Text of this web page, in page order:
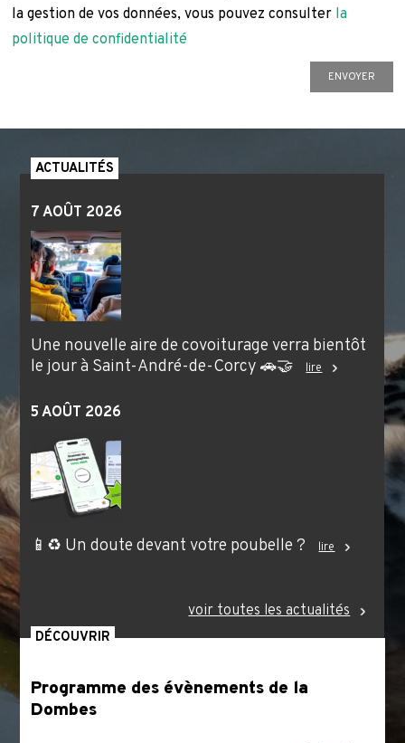
la gestion de vos données, vous pouvez consulter la
politique de confidentialité
ACTUALITÉS
7 AOÛT 2026
Une nouvelle aire de covoiturage verra bientôt
le jour à Saint-André-de-Corcy 🚗🤝
lire
5 AOÛT 2026
📱♻️ Un doute devant votre poubelle ? lire
voir toutes les actualités
DÉCOUVRIR
Programme des évènements de la
Dombes